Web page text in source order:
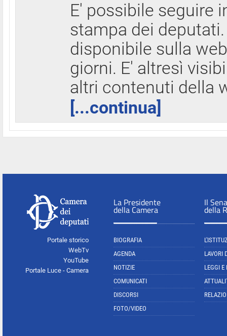
E' possibile seguire
stampa dei
disponibile sulla
giorni. E' altresì
altri contenuti della
[...continua]
Portale storico
WebTv
YouTube
Portale Luce - Camera
La Presidente
della Camera
BIOGRAFIA
AGENDA
NOTIZIE
COMUNICATI
DISCORSI
FOTO/VIDEO
Il
della
LAVORI
LEGGI E